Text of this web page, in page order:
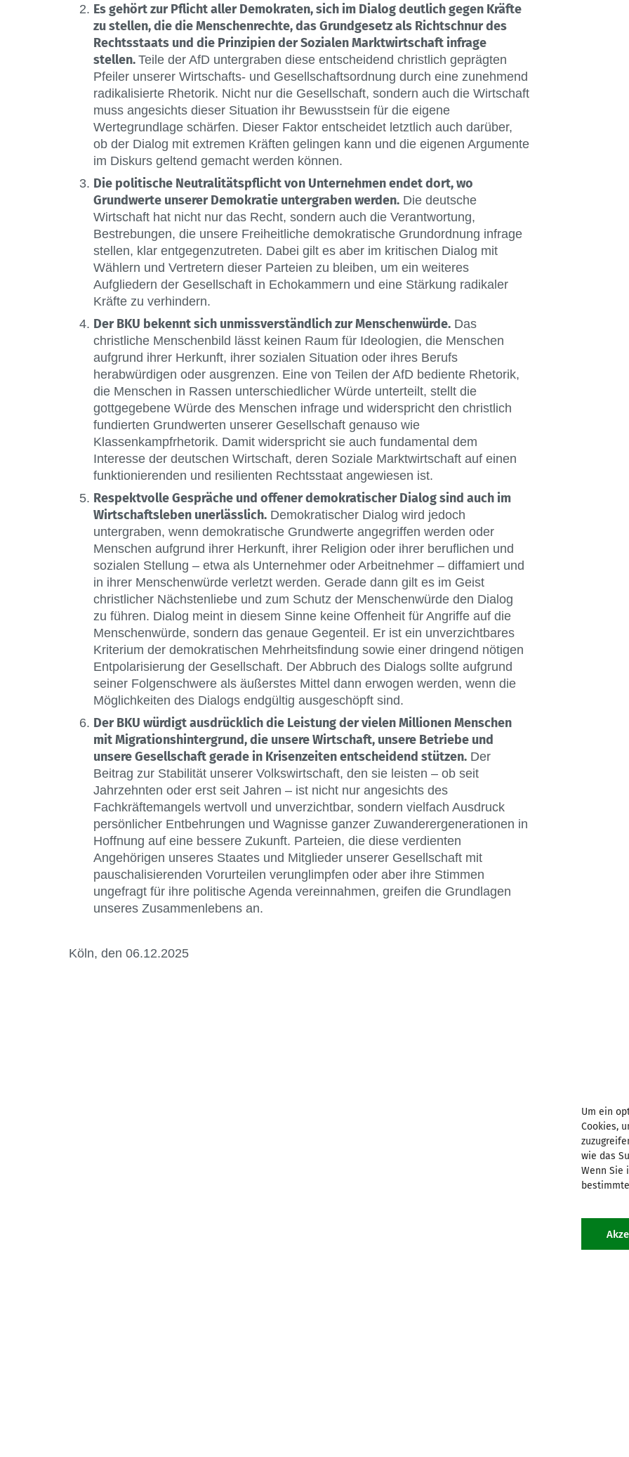
Um ein
Cookies,
wie das
Wenn Sie
Es gehört zur Pflicht aller Demokraten, sich im Dialog deutlich gegen Kräfte
zu stellen, die die Menschenrechte, das Grundgesetz als Richtschnur des
Rechtsstaats und die Prinzipien der Sozialen Marktwirtschaft infrage
stellen.Teile der AfD untergraben diese entscheidend christlich geprägten
Pfeiler unserer Wirtschafts- und Gesellschaftsordnung durch eine zunehmend
radikalisierte Rhetorik. Nicht nur die Gesellschaft, sondern auch die Wirtschaft
muss angesichts dieser Situation ihr Bewusstsein für die eigene
Wertegrundlage schärfen. Dieser Faktor entscheidet letztlich auch darüber,
ob der Dialog mit extremen Kräften gelingen kann und die eigenen Argumente
im Diskurs geltend gemacht werden können.
Die politische Neutralitätspflicht von Unternehmen endet dort, wo
Grundwerte unserer Demokratie untergraben werden. Die deutsche
Wirtschaft hat nicht nur das Recht, sondern auch die Verantwortung,
Bestrebungen, die unsere Freiheitliche demokratische Grundordnung infrage
stellen, klar entgegenzutreten. Dabei gilt es aber im kritischen Dialog mit
Wählern und Vertretern dieser Parteien zu bleiben, um ein weiteres
Aufgliedern der Gesellschaft in Echokammern und eine Stärkung radikaler
Kräfte zu verhindern.
Der BKU bekennt sich unmissverständlich zur Menschenwürde. Das
christliche Menschenbild lässt keinen Raum für Ideologien, die Menschen
aufgrund ihrer Herkunft, ihrer sozialen Situation oder ihres Berufs
herabwürdigen oder ausgrenzen. Eine von Teilen der AfD bediente Rhetorik,
die Menschen in Rassen unterschiedlicher Würde unterteilt, stellt die
gottgegebene Würde des Menschen infrage und widerspricht den christlich
fundierten Grundwerten unserer Gesellschaft genauso wie
Klassenkampfrhetorik. Damit widerspricht sie auch fundamental dem
Interesse der deutschen Wirtschaft, deren Soziale Marktwirtschaft auf einen
funktionierenden und resilienten Rechtsstaat angewiesen ist.
Respektvolle Gespräche und offener demokratischer Dialog sind auch im
Wirtschaftsleben unerlässlich. Demokratischer Dialog wird jedoch
untergraben, wenn demokratische Grundwerte angegriffen werden oder
Menschen aufgrund ihrer Herkunft, ihrer Religion oder ihrer beruflichen und
sozialen Stellung – etwa als Unternehmer oder Arbeitnehmer – diffamiert und
in ihrer Menschenwürde verletzt werden. Gerade dann gilt es im Geist
christlicher Nächstenliebe und zum Schutz der Menschenwürde den Dialog
zu führen. Dialog meint in diesem Sinne keine Offenheit für Angriffe auf die
Menschenwürde, sondern das genaue Gegenteil. Er ist ein unverzichtbares
Kriterium der demokratischen Mehrheitsfindung sowie einer dringend nötigen
Entpolarisierung der Gesellschaft. Der Abbruch des Dialogs sollte aufgrund
seiner Folgenschwere als äußerstes Mittel dann erwogen werden, wenn die
Möglichkeiten des Dialogs endgültig ausgeschöpft sind.
Der BKU würdigt ausdrücklich die Leistung der vielen Millionen Menschen
mit Migrationshintergrund, die unsere Wirtschaft, unsere Betriebe und
unsere Gesellschaft gerade in Krisenzeiten entscheidend stützen. Der
Beitrag zur Stabilität unserer Volkswirtschaft, den sie leisten – ob seit
Jahrzehnten oder erst seit Jahren – ist nicht nur angesichts des
Fachkräftemangels wertvoll und unverzichtbar, sondern vielfach Ausdruck
persönlicher Entbehrungen und Wagnisse ganzer Zuwanderergenerationen in
Hoffnung auf eine bessere Zukunft. Parteien, die diese verdienten
Angehörigen unseres Staates und Mitglieder unserer Gesellschaft mit
pauschalisierenden Vorurteilen verunglimpfen oder aber ihre Stimmen
ungefragt für ihre politische Agenda vereinnahmen, greifen die Grundlagen
unseres Zusammenlebens an.
Köln, den 06.12.2025
Hannover/Hildesheim